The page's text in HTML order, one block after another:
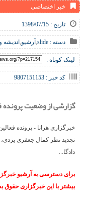
خبر اختصاصی
تاریخ : 1398/07/15
دسته : slide
,آرشیو,اندیشه
لینک کوتاه :
کد خبر : 9807151153
گزارشی از وضعیت
خبرگزاری هرانا - پرونده
تجدید نظر کمال جعفری یزدی،
دادگا...
برای دسترسی به آرشیو
بیشتر با این خبرگزاری